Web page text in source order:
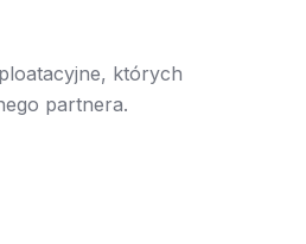
których
partnera.